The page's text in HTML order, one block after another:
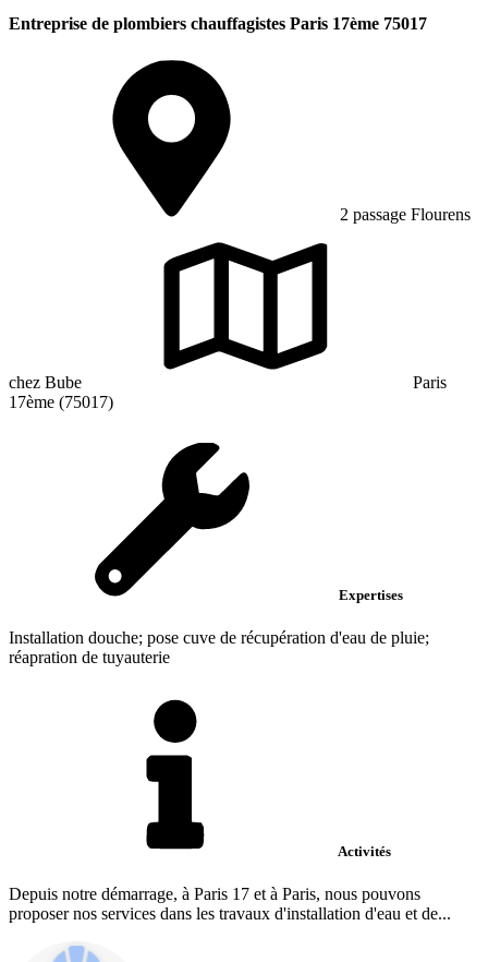
Entreprise de plombiers chauffagistes Paris 17ème 75017
2 passage Flourens
chez Bube
Paris
17ème (75017)
Expertises
Installation douche; pose cuve de récupération d'eau de pluie;
réapration de tuyauterie
Activités
Depuis notre démarrage, à Paris 17 et à Paris, nous pouvons
proposer nos services dans les travaux d'installation d'eau et de...